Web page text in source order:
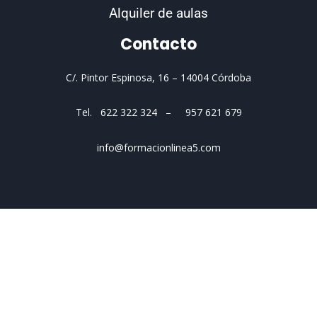
Alquiler de aulas
Contacto
C/. Pintor Espinosa, 16 – 14004 Córdoba
Tel. 622 322 324 – 957 621 679
info@formacionlinea5.com